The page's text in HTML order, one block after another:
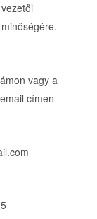
vagy a
címen